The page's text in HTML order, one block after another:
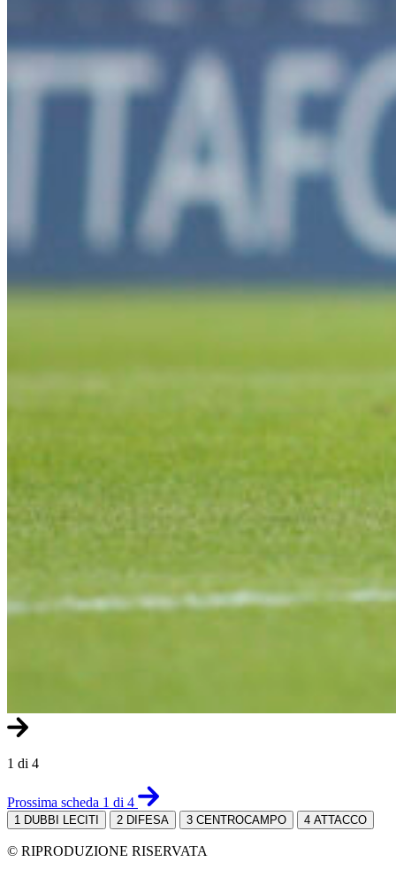
1 di 4
Prossima scheda 1 di 4
1 DUBBI LECITI 2 DIFESA 3 CENTROCAMPO 4 ATTACCO
© RIPRODUZIONE RISERVATA